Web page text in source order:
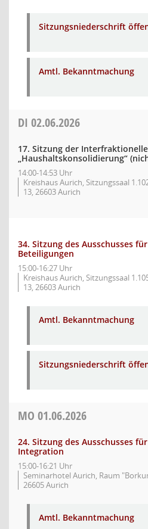
Sitzungsniederschrift
Amtl. Bekanntmachung
DI 02.06.2026
17. Sitzung der
„Haushaltskonsolidierung“
14:00-14:53 Uhr
Kreishaus Aurich, Sitzungssaal
13, 26603 Aurich
34. Sitzung des Ausschusses
Beteiligungen
15:00-16:27 Uhr
Kreishaus Aurich, Sitzungssaal
13, 26603 Aurich
Amtl. Bekanntmachung
Sitzungsniederschrift
MO 01.06.2026
24. Sitzung des Ausschusses
Integration
15:00-16:21 Uhr
Seminarhotel Aurich, Raum
26605 Aurich
Amtl. Bekanntmachung